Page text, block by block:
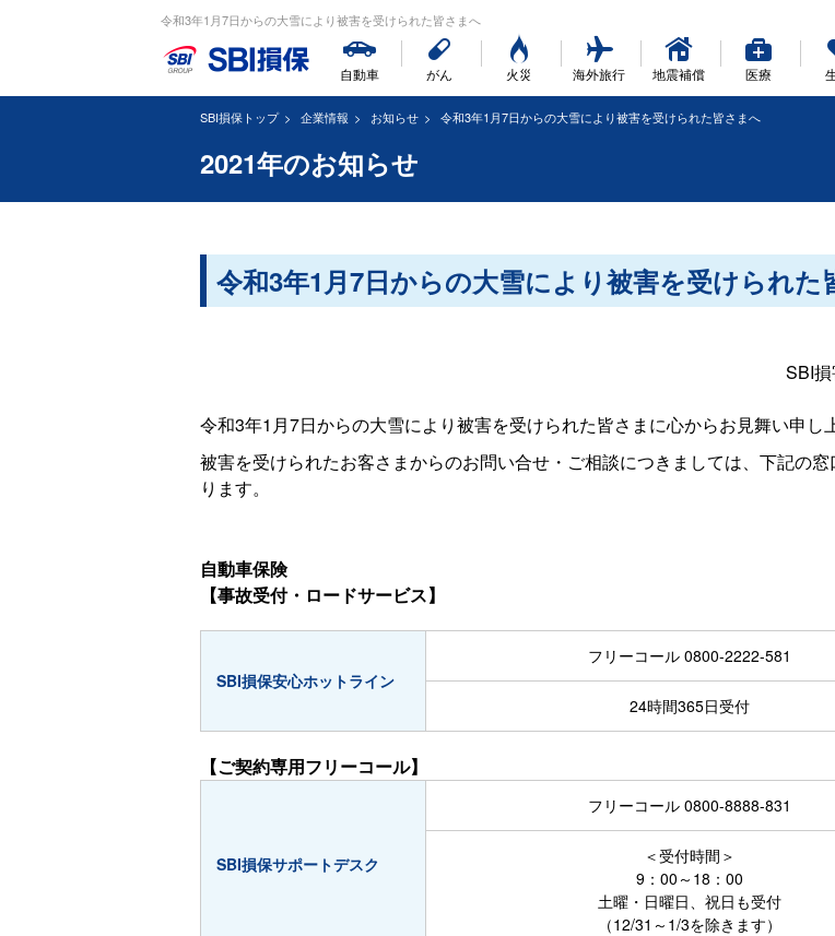
令和3年1月7日からの大雪により被害を受けられた皆さまへ
自動車 がん 火災 海外旅行 地震補償 医療
SBI損保トップ 企業情報 お知らせ 令和3年1月7日からの大雪により被害を受けられた皆さまへ
2021年のお知らせ
令和3年1月7日からの大雪により被害を受けられた
SBI
令和3年1月7日からの大雪により被害を受けられた皆さまに心からお見舞い申し
被害を受けられたお客さまからのお問い合せ・ご相談につきましては、下記の
ります。
自動車保険
【事故受付・ロードサービス】
SBI損保安心ホットライン
フリーコール 0800-2222-581
24時間365日受付
【ご契約専用フリーコール】
SBI損保サポートデスク
フリーコール 0800-8888-831
＜受付時間＞
9：00～18：00
土曜・日曜日、祝日も受付
（12/31～1/3を除きます）